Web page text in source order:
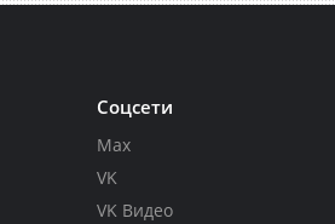
Соцсети
Max
VK
VK Видео